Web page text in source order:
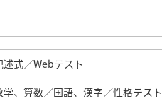
述式／Webテスト
学、算数／国語、漢字／性格テスト